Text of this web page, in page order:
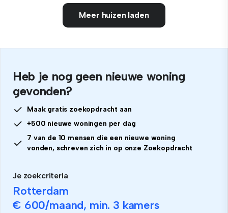
Meer huizen laden
Heb je nog geen nieuwe woning
gevonden?
Maak gratis zoekopdracht aan
+500 nieuwe woningen per dag
7 van de 10 mensen die een nieuwe woning
vonden, schreven zich in op onze Zoekopdracht
Je zoekcriteria
Rotterdam
€ 600/maand, min. 3 kamers